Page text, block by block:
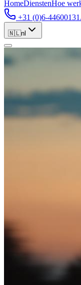
HomeDienstenHoe
+31 (0)6-44600131
🇳🇱nl